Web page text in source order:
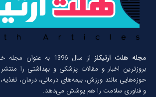
مجله هلث آرتیکلز
از سال 1396 به
بروزترین اخبار و مقالات پزشکی و بهداشتی را
حوزه‌هایی مانند ورزش، بیمه‌های درمانی، درمان،
و فناوری سلامت را هم پوشش می‌دهد.